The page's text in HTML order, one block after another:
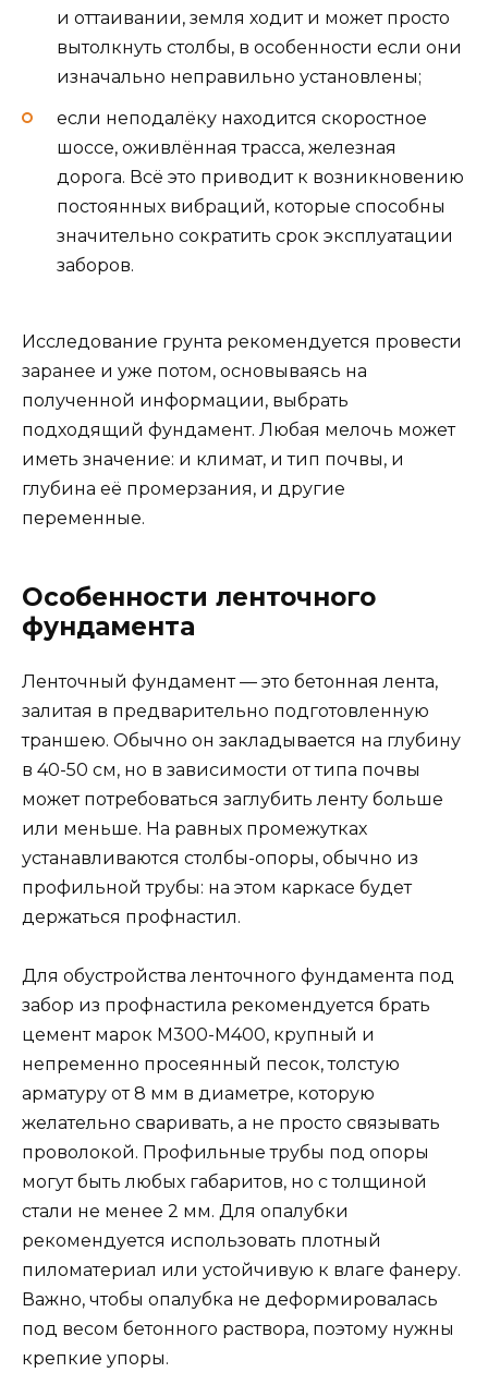
и оттаивании, земля ходит и может просто
вытолкнуть столбы, в особенности если они
изначально неправильно установлены;
если неподалёку находится скоростное
шоссе, оживлённая трасса, железная
дорога. Всё это приводит к возникновению
постоянных вибраций, которые способны
значительно сократить срок эксплуатации
заборов.
Исследование грунта рекомендуется провести
заранее и уже потом, основываясь на
полученной информации, выбрать
подходящий фундамент. Любая мелочь может
иметь значение: и климат, и тип почвы, и
глубина её промерзания, и другие
переменные.
Особенности ленточного
фундамента
Ленточный фундамент — это бетонная лента,
залитая в предварительно подготовленную
траншею. Обычно он закладывается на глубину
в 40-50 см, но в зависимости от типа почвы
может потребоваться заглубить ленту больше
или меньше. На равных промежутках
устанавливаются столбы-опоры, обычно из
профильной трубы: на этом каркасе будет
держаться профнастил.
Для обустройства ленточного фундамента под
забор из профнастила рекомендуется брать
цемент марок М300-М400, крупный и
непременно просеянный песок, толстую
арматуру от 8 мм в диаметре, которую
желательно сваривать, а не просто связывать
проволокой. Профильные трубы под опоры
могут быть любых габаритов, но с толщиной
стали не менее 2 мм. Для опалубки
рекомендуется использовать плотный
пиломатериал или устойчивую к влаге фанеру.
Важно, чтобы опалубка не деформировалась
под весом бетонного раствора, поэтому нужны
крепкие упоры.